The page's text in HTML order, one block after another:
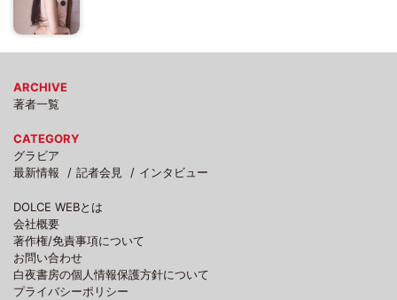
ARCHIVE
著者一覧
CATEGORY
グラビア
最新情報
記者会見 インタビュー
DOLCE WEBとは
会社概要
著作権/免責事項について
お問い合わせ
白夜書房の個人情報保護方針について
プライバシーポリシー